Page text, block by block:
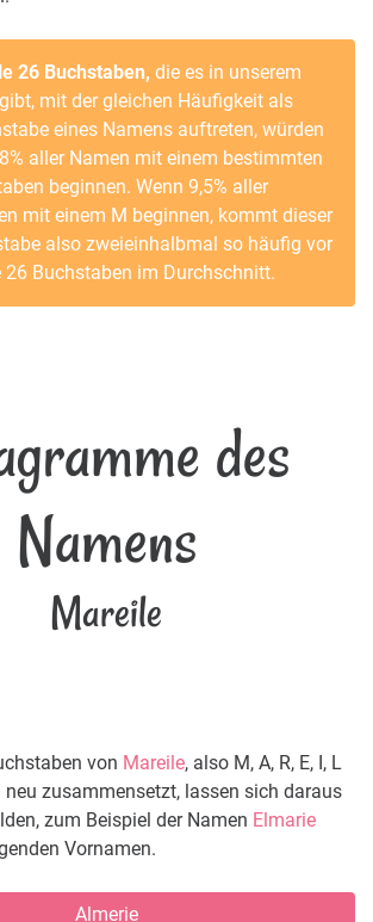
26 Buchstaben, die es in unserem
mit der gleichen Häufigkeit als
eines Namens auftreten, würden
aller Namen mit einem bestimmten
beginnen. Wenn 9,5% aller
mit einem M beginnen, kommt dieser
also zweieinhalbmal so häufig vor
26 Buchstaben im Durchschnitt.
des
Namens
Mareile
von Mareile, also M, A, R, E, I, L
zusammensetzt, lassen sich daraus
zum Beispiel der Namen Elmarie
Vornamen.
Almerie